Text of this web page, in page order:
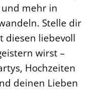
mehr in
Stelle dir
diesen liebevoll
wirst –
Hochzeiten
deinen Lieben